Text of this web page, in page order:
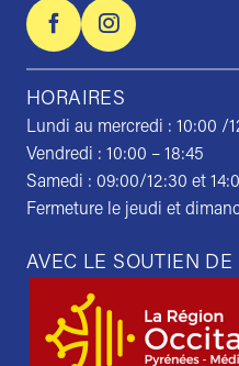
HORAIRES
Lundi au mercredi : 10:00 /
Vendredi : 10:00 – 18:45
Samedi : 09:00/12:30 et
Fermeture le jeudi et
AVEC LE SOUTIEN DE